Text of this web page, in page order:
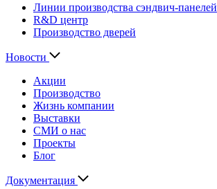
Линии производства сэндвич-панелей
R&D центр
Производство дверей
Новости
Акции
Производство
Жизнь компании
Выставки
СМИ о нас
Проекты
Блог
Документация